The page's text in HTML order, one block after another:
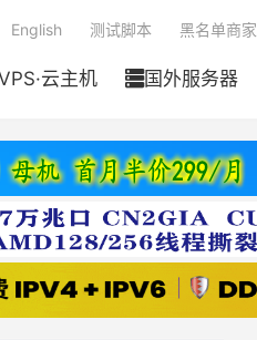
云主机 国外服务器
English 测试脚本 黑名单商家